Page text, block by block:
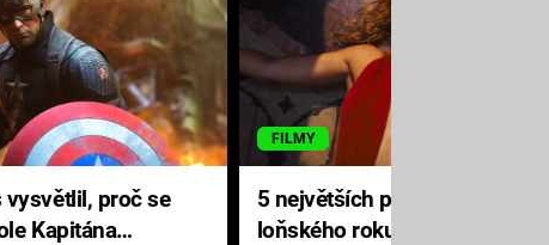
vysvětlil, proč se
Kapitána
FILMY
5 největších propadáků
loňského roku: Disney na